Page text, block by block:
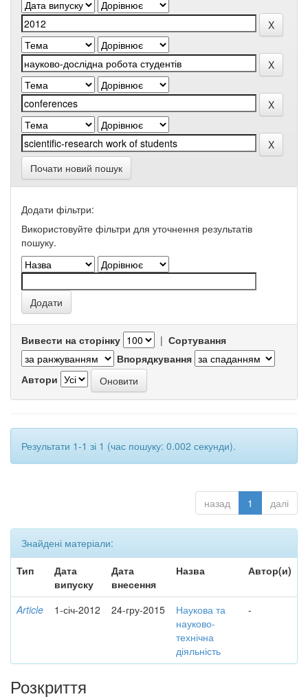
Почати новий пошук
Додати фільтри:
Використовуйте фільтри для уточнення результатів
пошуку.
Вивести на сторінку | Сортування
Впорядкування
Автори
Результати 1-1 зі 1 (час пошуку: 0.002 секунди).
назад 1 далі
Знайдені матеріали:
Тип
Дата
випуску
Дата
внесення
Назва Автор(и)
Article 1-січ-2012 24-гру-2015
Наукова та
науково-
технічна
діяльність
-
Розкриття